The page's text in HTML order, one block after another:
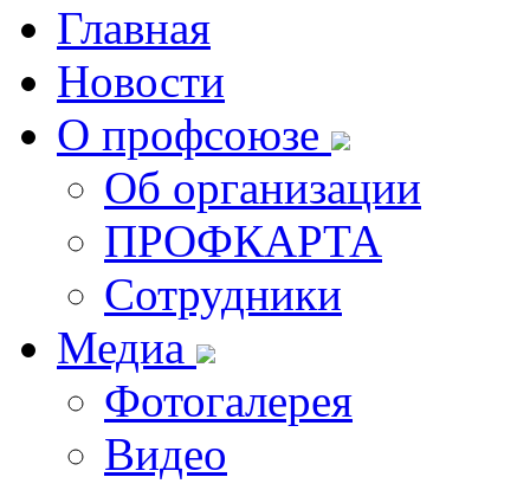
Главная
Новости
О профсоюзе
Об организации
ПРОФКАРТА
Сотрудники
Медиа
Фотогалерея
Видео